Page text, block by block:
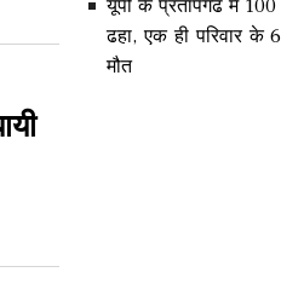
यूपी के प्रतापगढ में 100
ढहा, एक ही परिवार के
मौत